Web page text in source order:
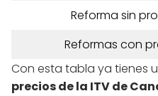
Reforma sin
Reformas con
Con esta tabla ya tienes
precios de la ITV de